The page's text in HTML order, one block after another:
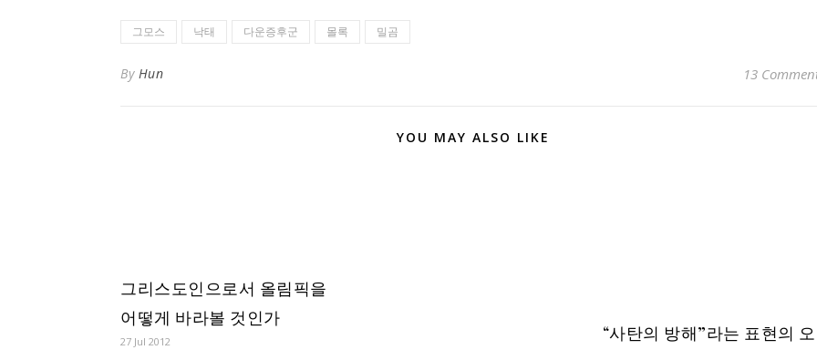
그모스 낙태 다운증후군 몰록 밀곰
By Hun 13
YOU MAY ALSO LIKE
그리스도인으로서 올림픽을
어떻게 바라볼 것인가
27 Jul 2012
“사탄의 방해”라는 표현의 오